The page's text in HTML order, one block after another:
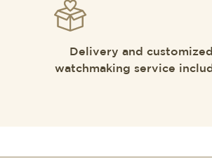
Delivery and customized
watchmaking service